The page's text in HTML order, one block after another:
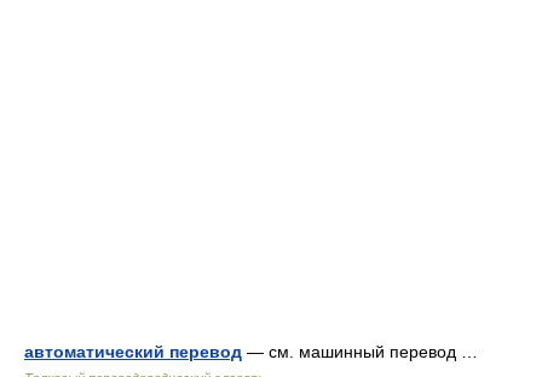
автоматический перевод — см. машинный перевод …